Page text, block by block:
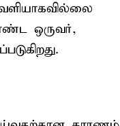
ஒருவர்,